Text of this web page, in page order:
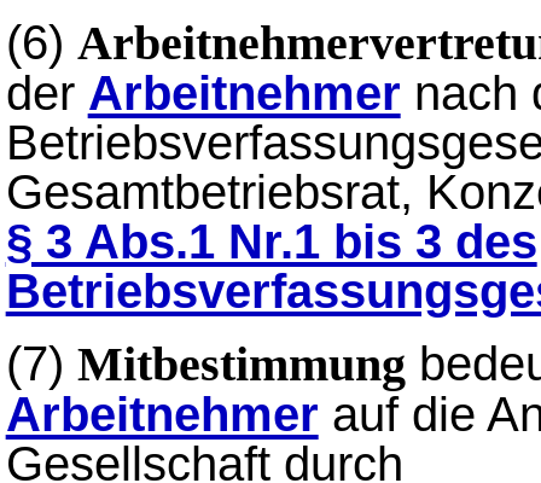
(6)
der Arbeitnehmer nach
Gesamtbetriebsrat,
§ 3 Abs.1 Nr.1 bis 3 des
(7) Mitbestimmung
Arbeitnehmer auf die
Gesellschaft durch